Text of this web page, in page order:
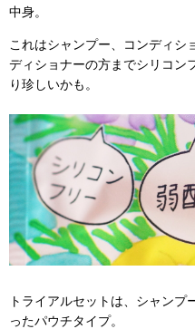
中身。
これはシャンプー、コンディシ
ディショナーの方までシリコン
り珍しいかも。
トライアルセットは、シャン
ったパウチタイプ。